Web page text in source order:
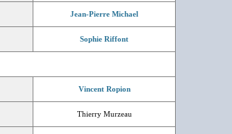
Jean-Pierre Michael
Sophie Riffont
Vincent Ropion
Thierry Murzeau